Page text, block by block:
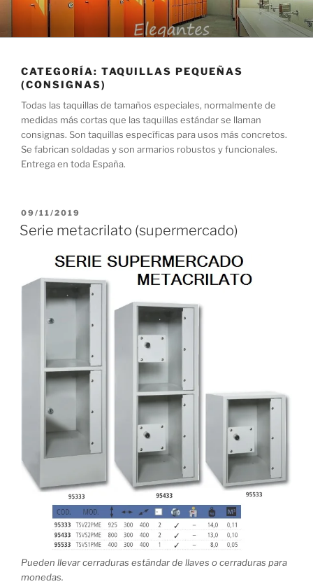
Saltar
contenido
CATEGORÍA: TAQUILLAS PEQUEÑAS
(CONSIGNAS)
Todas las taquillas de tamaños especiales, normalmente de
medidas más cortas que las taquillas estándar se llaman
consignas. Son taquillas específicas para usos más concretos.
Se fabrican soldadas y son armarios robustos y funcionales.
Entrega en toda España.
PUBLICADO
EL
09/11/2019
Serie metacrilato (supermercado)
Pueden llevar cerraduras estándar de llaves o cerraduras para
monedas.